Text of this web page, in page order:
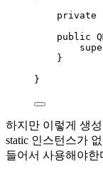
private
public
}
}
하지만 이렇게 생성
static 인스턴스가
들어서 사용해야한